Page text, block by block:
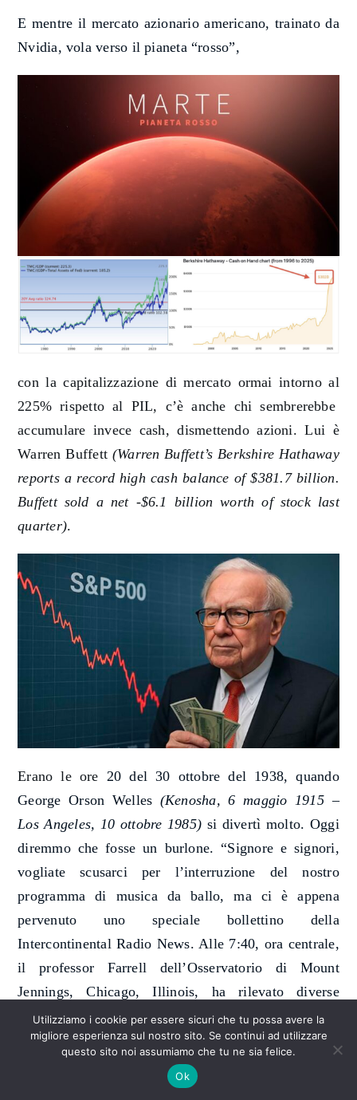
E mentre il mercato azionario americano, trainato da
Nvidia, vola verso il pianeta “rosso”,
con la capitalizzazione di mercato ormai intorno al
225% rispetto al PIL, c’è anche chi sembrerebbe
accumulare invece cash, dismettendo azioni. Lui è
Warren Buffett (Warren Buffett’s Berkshire Hathaway
reports a record high cash balance of $381.7 billion.
Buffett sold a net -$6.1 billion worth of stock last
quarter).
Erano le ore 20 del 30 ottobre del 1938, quando
George Orson Welles (Kenosha, 6 maggio 1915 –
Los Angeles, 10 ottobre 1985) si divertì molto. Oggi
diremmo che fosse un burlone. “Signore e signori,
vogliate scusarci per l’interruzione del nostro
programma di musica da ballo, ma ci è appena
pervenuto uno speciale bollettino della
Intercontinental Radio News. Alle 7:40, ora centrale,
il professor Farrell dell’Osservatorio di Mount
Jennings, Chicago, Illinois, ha rilevato diverse
esplosioni di gas incandescente che si sono succedute
ad intervalli regolari sul pianeta Marte. Le indagini
spettroscopiche hanno stabilito che il gas in questione
è idrogeno e si sta muovendo verso la Terra ad
Utilizziamo i cookie per essere sicuri che tu possa avere la
migliore esperienza sul nostro sito. Se continui ad utilizzare
questo sito noi assumiamo che tu ne sia felice.
Ok